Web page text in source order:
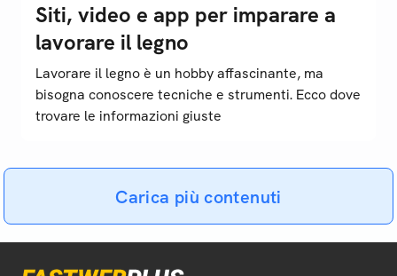
Siti, video e app per imparare a
lavorare il legno
Lavorare il legno è un hobby affascinante, ma
bisogna conoscere tecniche e strumenti. Ecco dove
trovare le informazioni giuste
Carica più contenuti